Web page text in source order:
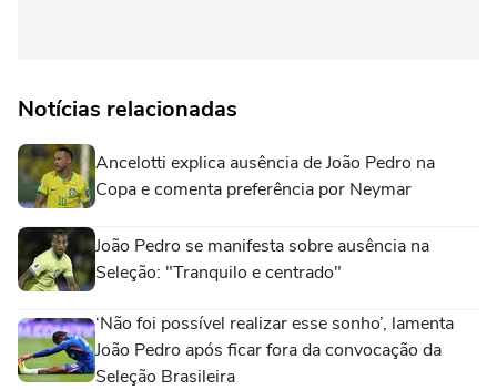
Notícias relacionadas
Ancelotti explica ausência de João Pedro na
Copa e comenta preferência por Neymar
João Pedro se manifesta sobre ausência na
Seleção: "Tranquilo e centrado"
‘Não foi possível realizar esse sonho’, lamenta
João Pedro após ficar fora da convocação da
Seleção Brasileira